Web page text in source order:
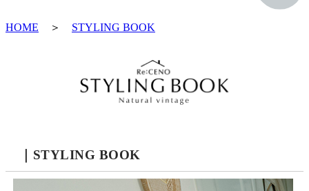
HOME ＞ STYLING BOOK
｜STYLING BOOK